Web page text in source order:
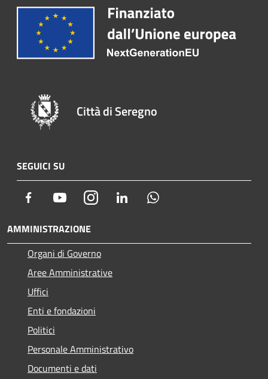
Città di Seregno
SEGUICI SU
Facebook YoutubeInstagram LinkedIn
AMMINISTRAZIONE
Organi di Governo
Aree Amministrative
Uffici
Enti e fondazioni
Politici
Personale Amministrativo
Documenti e dati